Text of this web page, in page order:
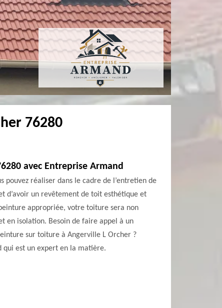
76280
avec Entreprise Armand
réaliser dans le cadre de l’entretien de
d’avoir un revêtement de toit esthétique et
appropriée, votre toiture sera non
en isolation. Besoin de faire appel à un
sur toiture à Angerville L Orcher ?
qui est un expert en la matière.